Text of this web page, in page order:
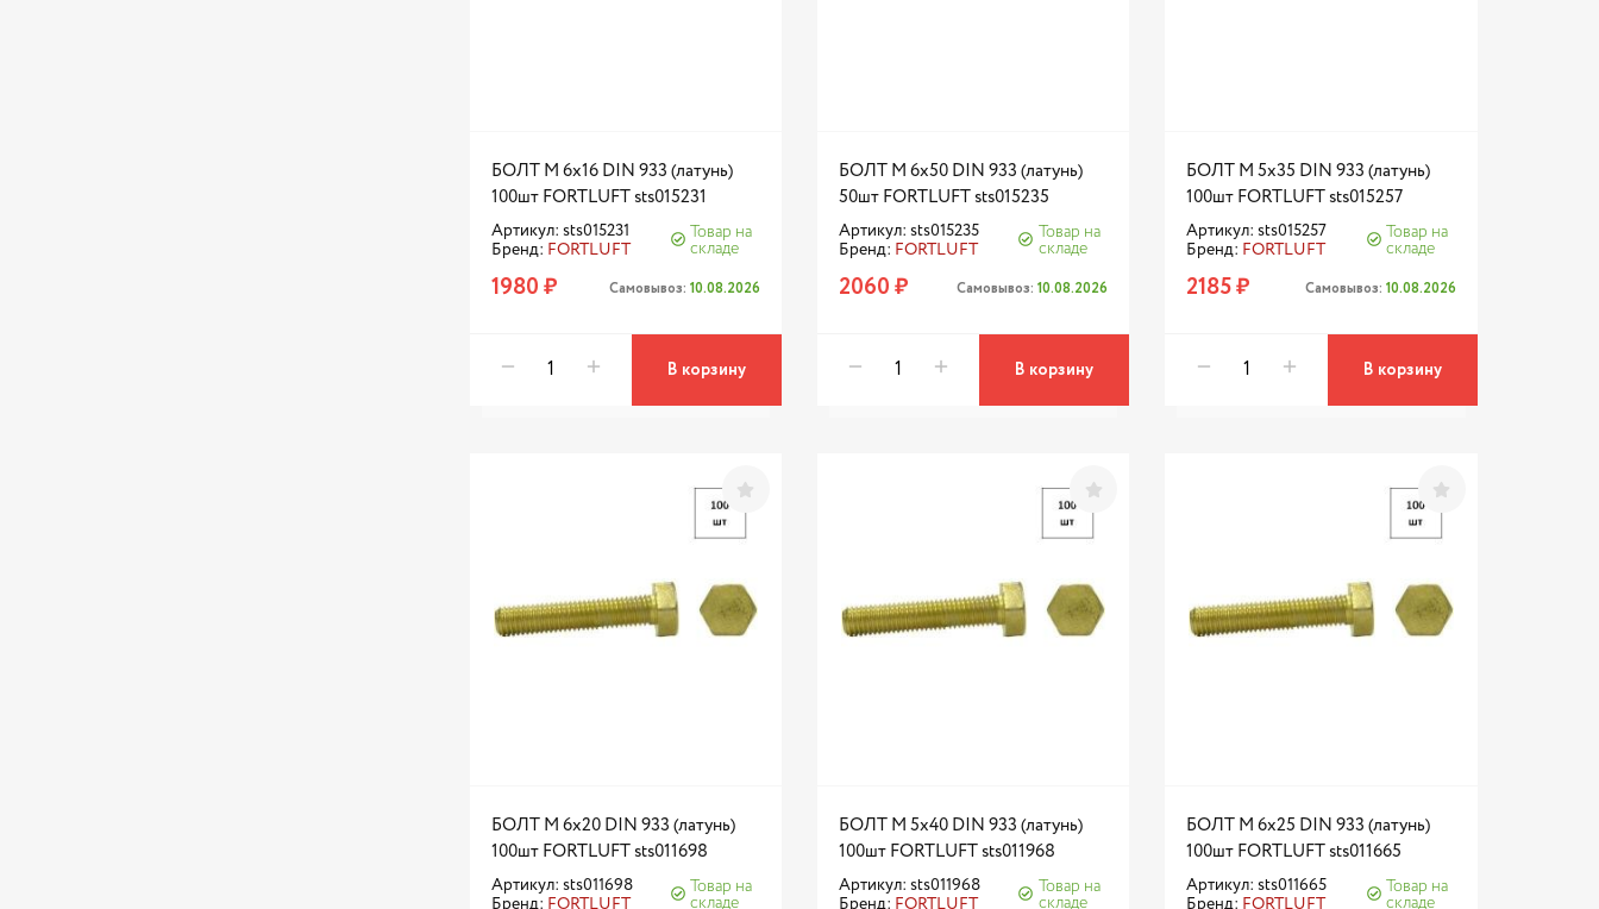
БОЛТ М 6х16 DIN 933 (латунь)
100шт FORTLUFT sts015231
Артикул: sts015231
Бренд: FORTLUFT
Товар на
складе
1980 ₽ Самовывоз: 10.08.2026
В корзину
БОЛТ М 6х50 DIN 933 (латунь)
50шт FORTLUFT sts015235
Артикул: sts015235
Бренд: FORTLUFT
Товар на
складе
2060 ₽ Самовывоз:10.08.2026
В корзину
БОЛТ М 5х35 DIN 933 (латунь)
100шт FORTLUFT sts015257
Артикул: sts015257
Бренд: FORTLUFT
Товар на
складе
2185 ₽ Самовывоз: 10.08.2026
В корзину
БОЛТ М 6х20 DIN 933 (латунь)
100шт FORTLUFT sts011698
Артикул: sts011698
Бренд: FORTLUFT
Товар на
складе
БОЛТ М 5х40 DIN 933 (латунь)
100шт FORTLUFT sts011968
Артикул: sts011968
Бренд: FORTLUFT
Товар на
складе
БОЛТ М 6х25 DIN 933 (латунь)
100шт FORTLUFT sts011665
Артикул: sts011665
Бренд: FORTLUFT
Товар на
складе